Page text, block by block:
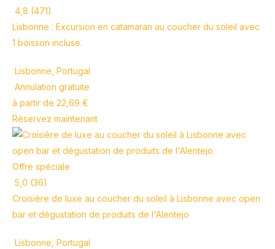
4,8 (471)
Lisbonne : Excursion en catamaran au coucher du soleil avec
1 boisson incluse.
Lisbonne, Portugal
Annulation gratuite
à partir de 22,69 €
Réservez maintenant
Offre spéciale
5,0 (36)
Croisière de luxe au coucher du soleil à Lisbonne avec open
bar et dégustation de produits de l'Alentejo
Lisbonne, Portugal